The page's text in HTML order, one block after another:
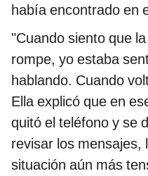
había encontrado en
"Cuando siento que
rompe, yo estaba
hablando. Cuando
Ella explicó que en
quitó el teléfono y se
revisar los mensajes,
situación aún más